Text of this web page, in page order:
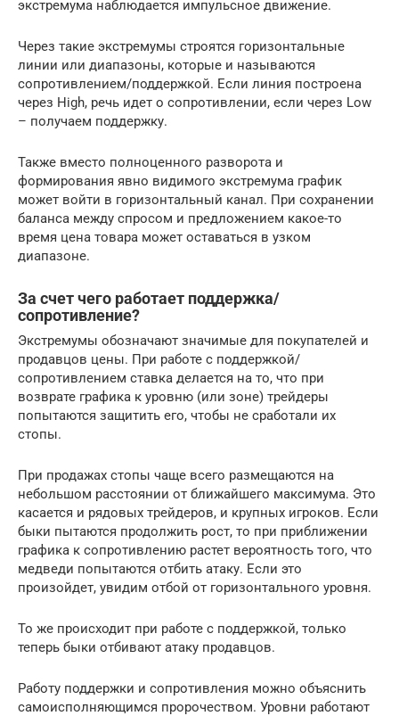
экстремума наблюдается импульсное движение.
Через такие экстремумы строятся горизонтальные
линии или диапазоны, которые и называются
сопротивлением/поддержкой. Если линия построена
через High, речь идет о сопротивлении, если через Low
– получаем поддержку.
Также вместо полноценного разворота и
формирования явно видимого экстремума график
может войти в горизонтальный канал. При сохранении
баланса между спросом и предложением какое-то
время цена товара может оставаться в узком
диапазоне.
За счет чего работает поддержка/
сопротивление?
Экстремумы обозначают значимые для покупателей и
продавцов цены. При работе с поддержкой/
сопротивлением ставка делается на то, что при
возврате графика к уровню (или зоне) трейдеры
попытаются защитить его, чтобы не сработали их
стопы.
При продажах стопы чаще всего размещаются на
небольшом расстоянии от ближайшего максимума. Это
касается и рядовых трейдеров, и крупных игроков. Если
быки пытаются продолжить рост, то при приближении
графика к сопротивлению растет вероятность того, что
медведи попытаются отбить атаку. Если это
произойдет, увидим отбой от горизонтального уровня.
То же происходит при работе с поддержкой, только
теперь быки отбивают атаку продавцов.
Работу поддержки и сопротивления можно объяснить
самоисполняющимся пророчеством. Уровни работают